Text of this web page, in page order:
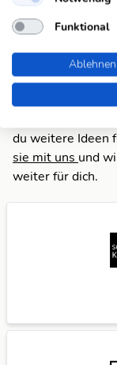
Suchfunktionen
verschiedene
Anagramme,
Kreuzworträtsel.
du weitere Ideen
sie mit uns und
weiter für dich.
Funktional
Ablehnen